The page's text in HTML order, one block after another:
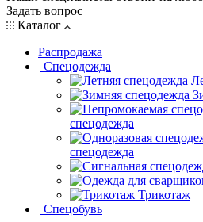
Задать вопрос
Каталог
Распродажа
Спецодежда
спецодежда
спецодежда
Трикотаж
Спецобувь